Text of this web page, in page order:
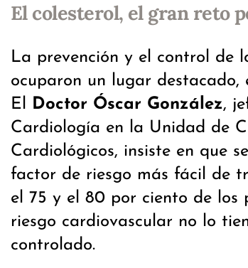
El colesterol, el gran reto
La prevención y el control de
ocuparon un lugar destacado,
El Doctor Óscar González,
Cardiología en la Unidad de
Cardiológicos, insiste en que
factor de riesgo más fácil de
el 75 y el 80 por ciento de los
riesgo cardiovascular no lo
controlado.